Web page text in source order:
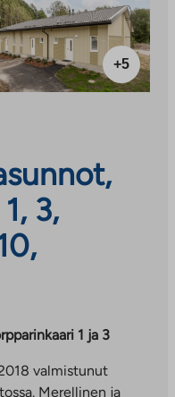
+5
3,
1 ja 3
valmistunut
Merellinen ja